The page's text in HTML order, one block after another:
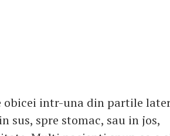
obicei intr-una din partile
sus, spre stomac, sau in jos,